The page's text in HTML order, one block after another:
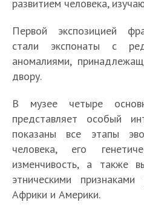
развитием человека,
Первой экспозицией
стали экспонаты с
аномалиями,
двору.
В музее четыре
представляет особый
показаны все этапы
человека, его
изменчивость, а также
этническими
Африки и Америки.